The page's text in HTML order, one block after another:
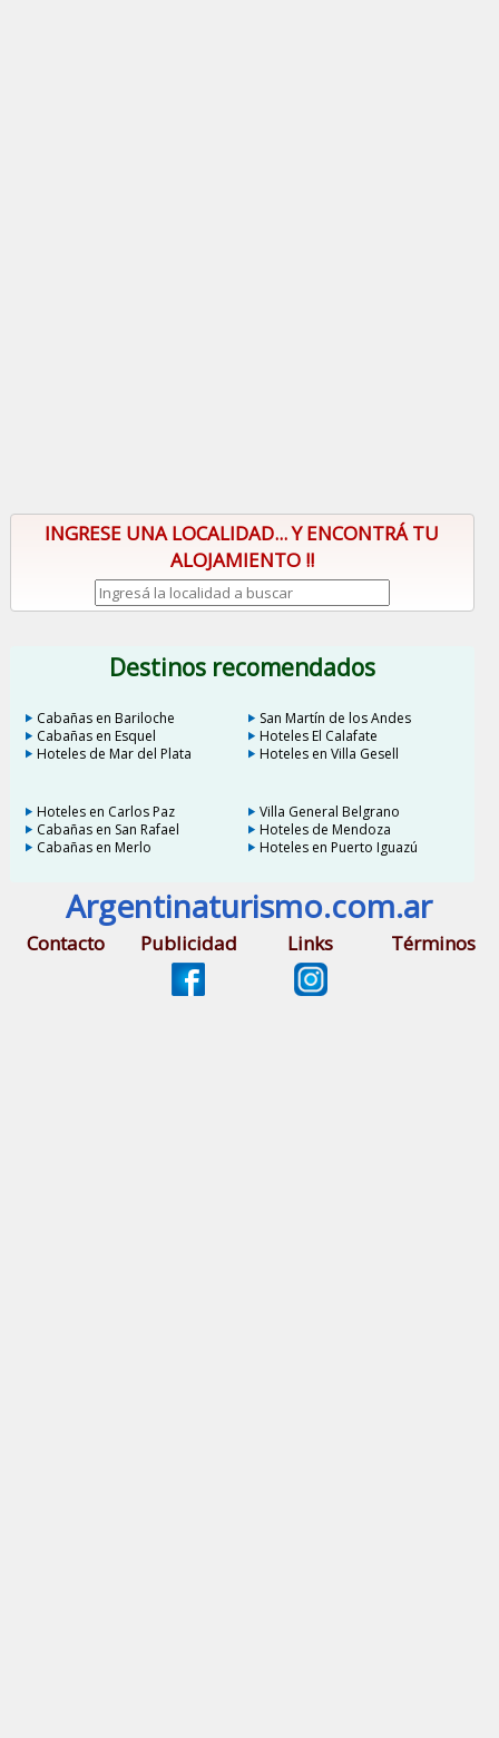
INGRESE UNA LOCALIDAD... Y ENCONTRÁ TU
ALOJAMIENTO !!
Destinos recomendados
Cabañas en Bariloche
San Martín de los Andes
Cabañas en Esquel
Hoteles El Calafate
Hoteles de Mar del Plata
Hoteles en Villa Gesell
Hoteles en Carlos Paz
Villa General Belgrano
Cabañas en San Rafael
Hoteles de Mendoza
Cabañas en Merlo
Hoteles en Puerto Iguazú
Argentinaturismo.com.ar
Contacto Publicidad Links Términos